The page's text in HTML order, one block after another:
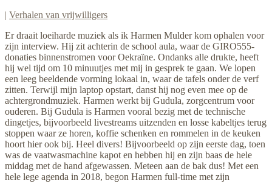
| Verhalen van vrijwilligers
Er draait loeiharde muziek als ik Harmen Mulder kom ophalen voor
zijn interview. Hij zit achterin de school aula, waar de GIRO555-
donaties binnenstromen voor Oekraïne. Ondanks alle drukte, heeft
hij wel tijd om 10 minuutjes met mij in gesprek te gaan. We lopen
een leeg beeldende vorming lokaal in, waar de tafels onder de verf
zitten. Terwijl mijn laptop opstart, danst hij nog even mee op de
achtergrondmuziek. Harmen werkt bij Gudula, zorgcentrum voor
ouderen. Bij Gudula is Harmen vooral bezig met de technische
dingetjes, bijvoorbeeld livestreams uitzenden en losse kabeltjes terug
stoppen waar ze horen, koffie schenken en rommelen in de keuken
hoort hier ook bij. Heel divers! Bijvoorbeeld op zijn eerste dag, toen
was de vaatwasmachine kapot en hebben hij en zijn baas de hele
middag met de hand afgewassen. Meteen aan de bak dus! Met een
hele lege agenda in 2018, begon Harmen full-time met zijn